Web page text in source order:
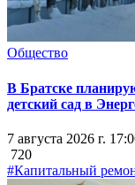
Общество
В Братске
детский сад в
7 августа 2026 г.
720
#Капитальный